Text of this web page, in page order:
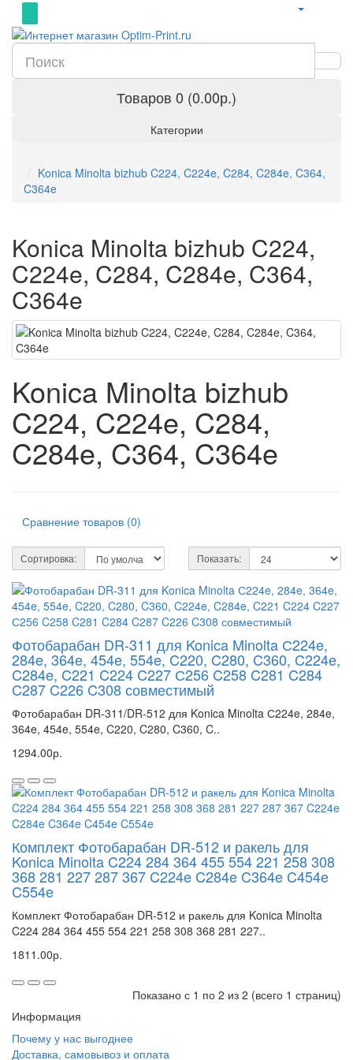
Товаров 0 (0.00р.)
Категории
Konica Minolta bizhub C224, C224e, C284, C284e, C364,
C364e
Konica Minolta bizhub C224,
C224e, C284, C284e, C364,
C364e
Konica Minolta bizhub
C224, C224e, C284,
C284e, C364, C364e
Сравнение товаров (0)
Сортировка: Показать:
Фотобарабан DR-311 для Konica Minolta С224e,
284e, 364e, 454e, 554e, C220, C280, C360, C224e,
C284e, C221 C224 C227 С256 C258 C281 C284
C287 C226 C308 совместимый
Фотобарабан DR-311/DR-512 для Konica Minolta С224e, 284e,
364e, 454e, 554e, C220, C280, C360, C..
1294.00р.
Комплект Фотобарабан DR-512 и ракель для
Konica Minolta C224 284 364 455 554 221 258 308
368 281 227 287 367 C224e C284e C364e C454e
C554e
Комплект Фотобарабан DR-512 и ракель для Konica Minolta
C224 284 364 455 554 221 258 308 368 281 227..
1811.00р.
Показано с 1 по 2 из 2 (всего 1 страниц)
Информация
Почему у нас выгоднее
Доставка, самовывоз и оплата